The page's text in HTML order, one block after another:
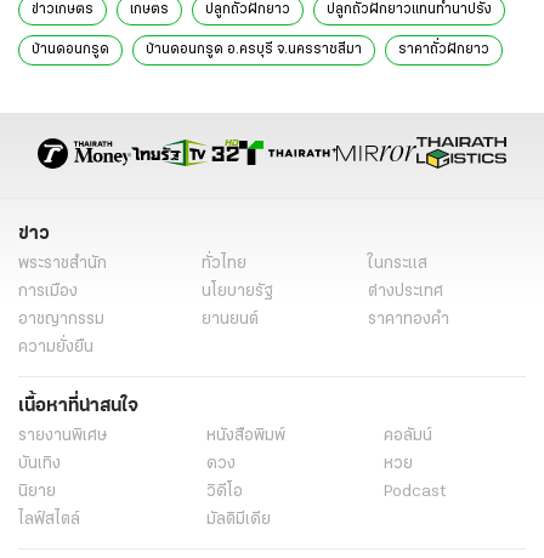
ข่าวเกษตร เกษตร ปลูกถั่วฝักยาว ปลูกถั่วฝักยาวแทนทำนาปรัง
บ้านดอนกรูด บ้านดอนกรูด อ.ครบุรี จ.นครราชสีมา ราคาถั่วฝักยาว
ข่าว
พระราชสำนัก ทั่วไทย
ในกระแส
การเมือง
นโยบายรัฐ
ต่างประเทศ
อาชญากรรม
ยานยนต์
ราคาทองคำ
ความยั่งยืน
เนื้อหาที่น่าสนใจ
รายงานพิเศษ หนังสือพิมพ์
คอลัมน์
บันเทิง
ดวง
หวย
นิยาย
วิดีโอ
Podcast
ไลฟ์สไตล์
มัลติมีเดีย